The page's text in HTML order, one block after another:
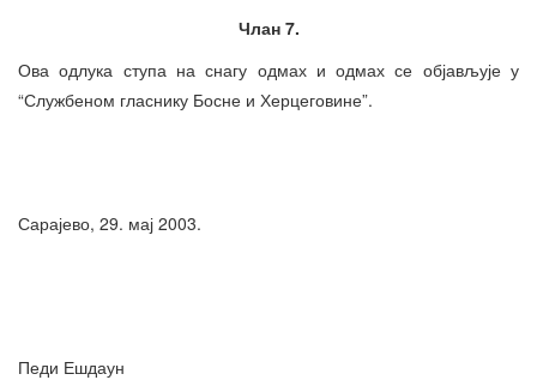
Члан 7.
Ова одлука ступа на снагу одмах и одмах се објављује у
“Службеном гласнику Босне и Херцеговине”.
Сарајево, 29. мај 2003.
Педи Ешдаун